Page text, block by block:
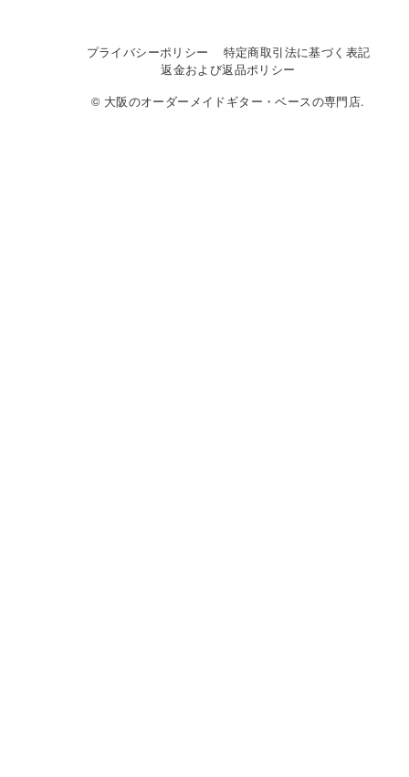
プライバシーポリシー
特定商取引法に基づく表記
返金および返品ポリシー
© 大阪のオーダーメイドギター・ベースの専門店.